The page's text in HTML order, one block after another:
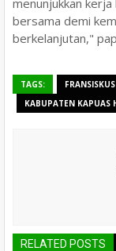
bersama demi
berkelanjutan,"
TAGS:
KABUPATEN KAPUAS
RELATED POSTS